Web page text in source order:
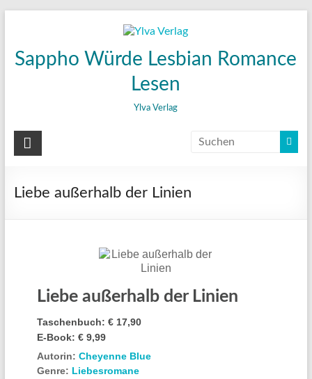
Sappho Würde Lesbian Romance
Lesen
Ylva Verlag
Liebe außerhalb der Linien
Liebe außerhalb der Linien
Taschenbuch: € 17,90
E-Book: € 9,99
Autorin: Cheyenne Blue
Genre: Liebesromane